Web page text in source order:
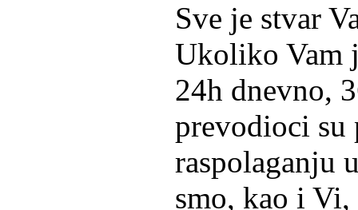
Sve je stvar
Ukoliko Vam
24h dnevno,
prevodioci su
raspolaganju
smo, kao i Vi,